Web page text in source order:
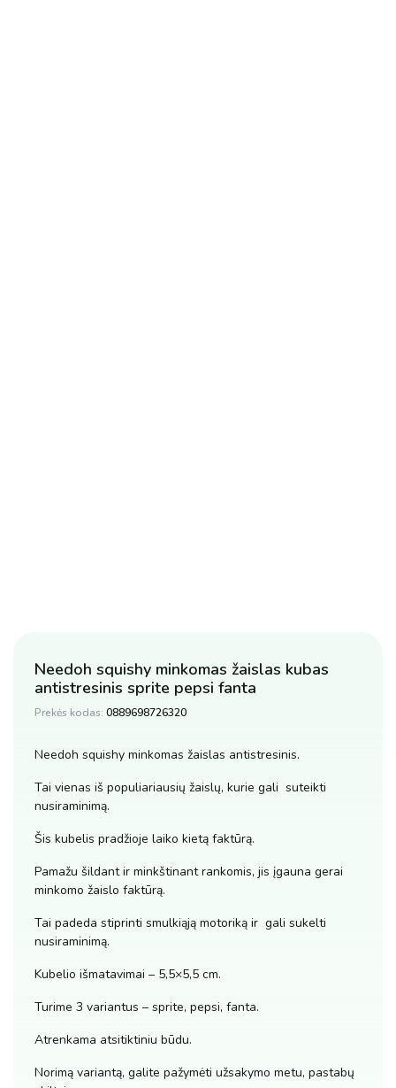
Needoh squishy minkomas žaislas kubas
antistresinis sprite pepsi fanta
Prekės kodas: 0889698726320
Needoh squishy minkomas žaislas antistresinis.
Tai vienas iš populiariausių žaislų, kurie gali suteikti
nusiraminimą.
Šis kubelis pradžioje laiko kietą faktūrą.
Pamažu šildant ir minkštinant rankomis, jis įgauna gerai
minkomo žaislo faktūrą.
Tai padeda stiprinti smulkiąją motoriką ir gali sukelti
nusiraminimą.
Kubelio išmatavimai – 5,5×5,5 cm.
Turime 3 variantus – sprite, pepsi, fanta.
Atrenkama atsitiktiniu būdu.
Norimą variantą, galite pažymėti užsakymo metu, pastabų